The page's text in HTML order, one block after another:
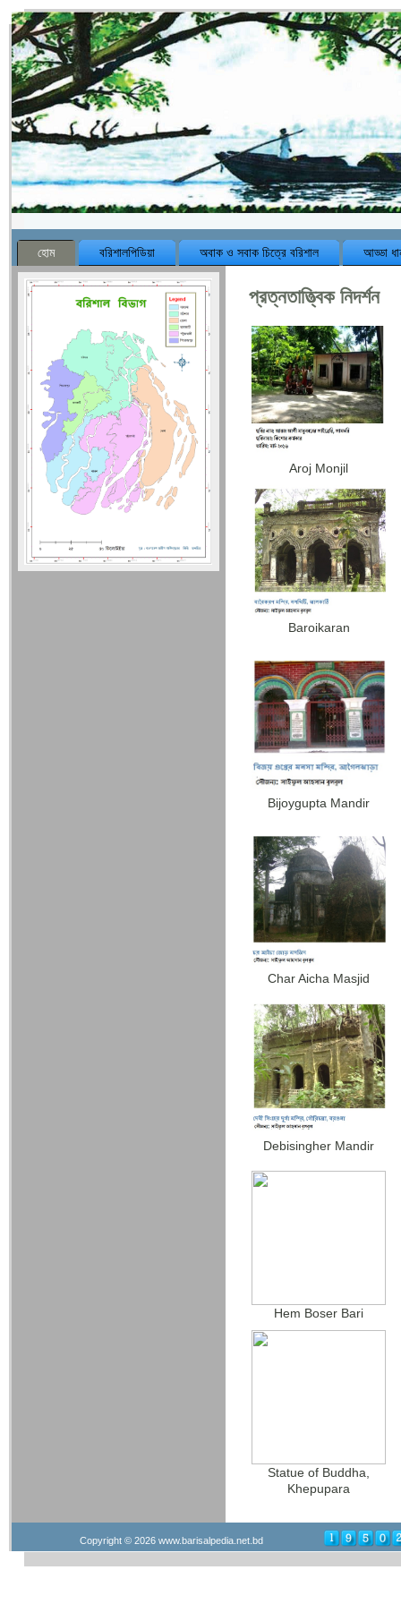
হোম বরিশালপিডিয়া অবাক ও সবাক চিত্রে বরিশাল আড্ডা
প্রত্নতাত্ত্বিক নিদর্শন
Aroj Monjil
Baroikaran
Bijoygupta Mandir
Char Aicha Masjid
Debisingher Mandir
Hem Boser Bari
Statue of Buddha,
Khepupara
Copyright © 2026www.barisalpedia.net.bd